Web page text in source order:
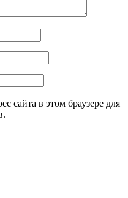
сайта в этом браузере для